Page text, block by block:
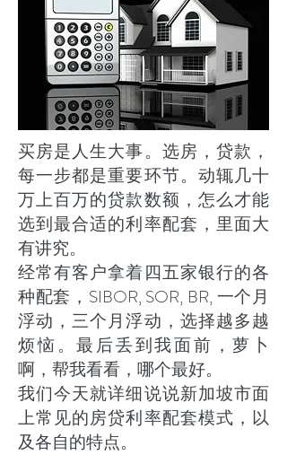
买房是人生大事。选房，贷款，
每一步都是重要环节。动辄几十
万上百万的贷款数额，怎么才能
选到最合适的利率配套，里面大
有讲究。
经常有客户拿着四五家银行的各
种配套，SIBOR, SOR, BR, 一个月
浮动，三个月浮动，选择越多越
烦恼。最后丢到我面前，萝卜
啊，帮我看看，哪个最好。
我们今天就详细说说新加坡市面
上常见的房贷利率配套模式，以
及各自的特点。